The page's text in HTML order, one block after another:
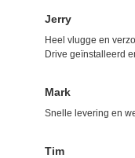
Jerry
Heel vlugge en
Drive geïnstalleerd
Mark
Snelle levering en
Tim